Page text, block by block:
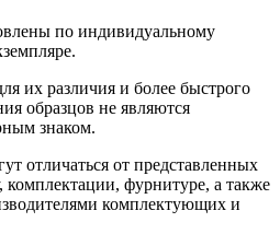
по индивидуальному
их различия и более быстрого
образцов не являются
знаком.
отличаться от представленных
комплектации, фурнитуре, а также
комплектующих и